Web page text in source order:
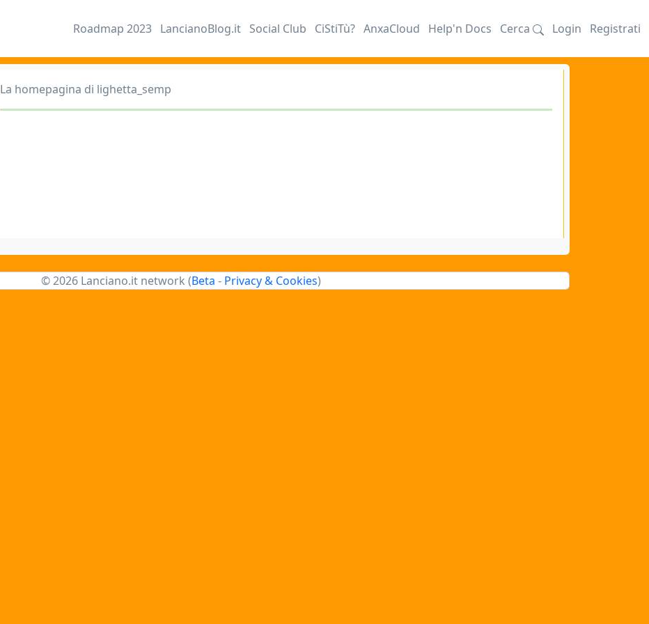
Roadmap 2023 LancianoBlog.it Social Club CiStiTù? AnxaCloud Help'n Docs Cerca Login Registrati
La homepagina di lighetta_semp
© 2026 Lanciano.it network (Beta - Privacy & Cookies)